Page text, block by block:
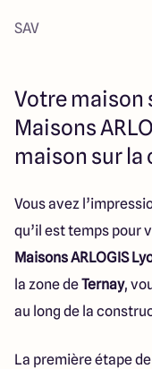
SAV
Votre maison
Maisons
maison sur la
Vous avez
qu’il est temps pour
Maisons ARLOGIS
la zone deTernay,
au long de la
La première étape